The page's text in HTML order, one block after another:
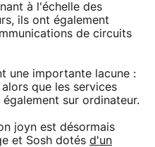
à l'échelle des
ils ont également
de circuits
une importante lacune :
que les services
sur ordinateur.
joyn est désormais
et Sosh dotés d'un